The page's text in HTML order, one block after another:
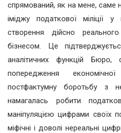
спрямований, як на мене, саме
іміджу податкової міліції
створення дійсно
бізнесом. Це
аналітичних функцій
попередження
постфактумну боротьбу
намагалась робити
маніпуляцією цифрами своїх
міфічні і доволі нереальні